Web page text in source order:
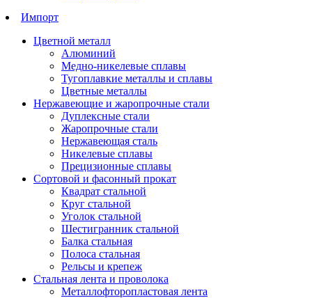
Импорт
Цветной металл
Алюминий
Медно-никелевые сплавы
Тугоплавкие металлы и сплавы
Цветные металлы
Нержавеющие и жаропрочные стали
Дуплексные стали
Жаропрочные стали
Нержавеющая сталь
Никелевые сплавы
Прецизионные сплавы
Сортовой и фасонный прокат
Квадрат стальной
Круг стальной
Уголок стальной
Шестигранник стальной
Балка стальная
Полоса стальная
Рельсы и крепеж
Стальная лента и проволока
Металлофторопластовая лента